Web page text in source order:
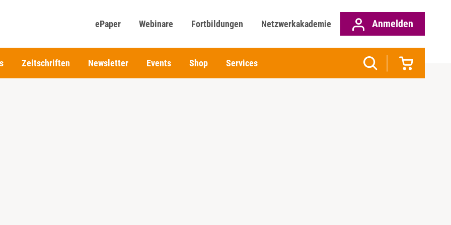
ePaper Webinare Fortbildungen Netzwerkakademie Anmelden
Zeitschriften Newsletter Events Shop Services